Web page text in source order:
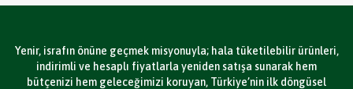
Yenir, israfın önüne geçmek misyonuyla; hala tüketilebilir ürünleri,
indirimli ve hesaplı fiyatlarla yeniden satışa sunarak hem
bütçenizi hem geleceğimizi koruyan, Türkiye’nin ilk döngüsel